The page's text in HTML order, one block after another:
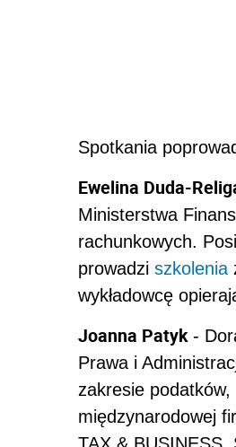
Spotkania
Ewelina Duda-
Ministerstwa
rachunkowych.
prowadzi szkolenia
wykładowcę
Joanna Patyk -
Prawa i
zakresie
międzynarodowej